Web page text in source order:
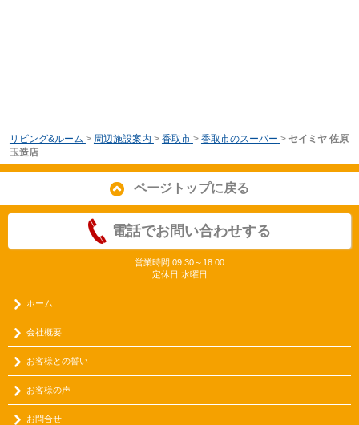
リビング&ルーム > 周辺施設案内 > 香取市 > 香取市のスーパー > セイミヤ 佐原
玉造店
ページトップに戻る
電話でお問い合わせする
営業時間:09:30～18:00
定休日:水曜日
ホーム
会社概要
お客様との誓い
お客様の声
お問合せ